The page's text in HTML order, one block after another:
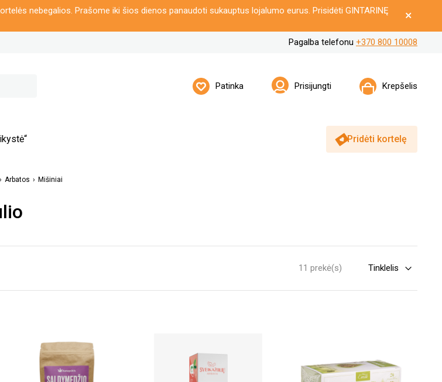
nebegalios. Prašome iki šios dienos panaudoti sukauptus lojalumo eurus. Prisidėti GINTARINĘ
Pagalba telefonu +370 800 10008
Patinka Prisijungti Krepšelis
Pridėti kortelę
Arbatos Mišiniai
11 prekė(s)